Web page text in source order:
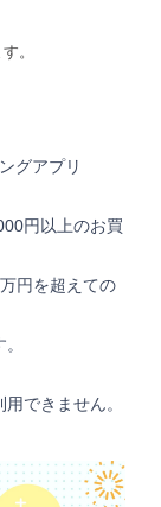
。
グアプリ
円以上のお買
円を超えての
できません。